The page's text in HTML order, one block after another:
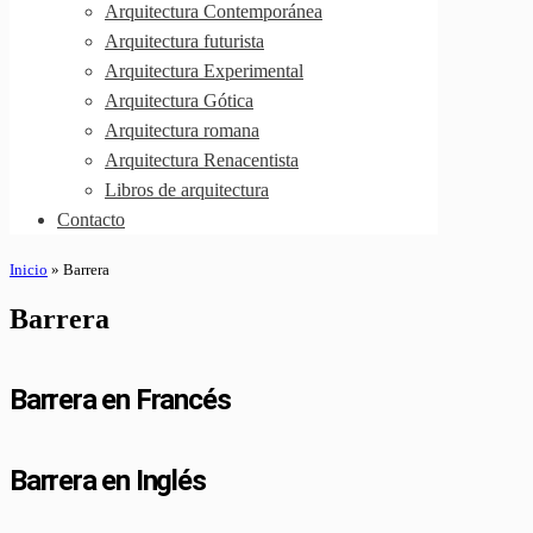
Arquitectura Contemporánea
Arquitectura futurista
Arquitectura Experimental
Arquitectura Gótica
Arquitectura romana
Arquitectura Renacentista
Libros de arquitectura
Contacto
Inicio » Barrera
Barrera
Barrera en Francés
Barrera en Inglés